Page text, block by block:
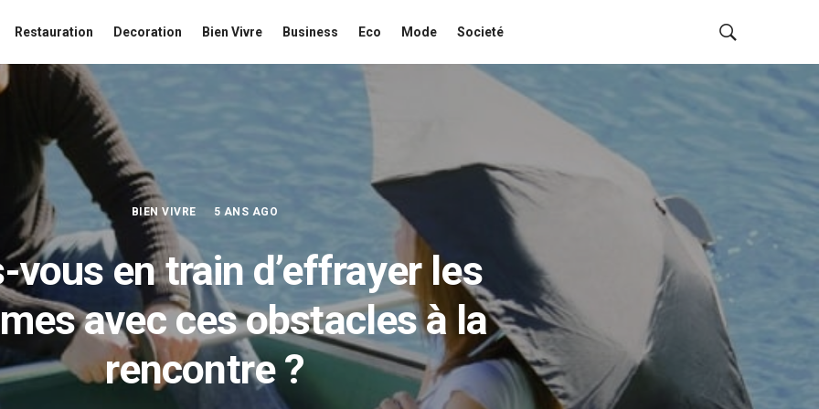
Restauration Decoration Bien Vivre Business Eco Mode Societé
BIEN VIVRE 5 ANS AGO
vous en train d’effrayer les
avec ces obstacles à la
rencontre ?